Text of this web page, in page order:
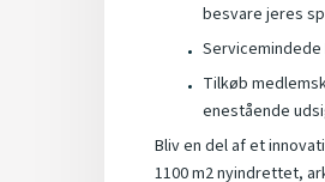
besvare jeres
Tilkøb
enestående
Bliv en del af et
1100 m2 nyindrettet,